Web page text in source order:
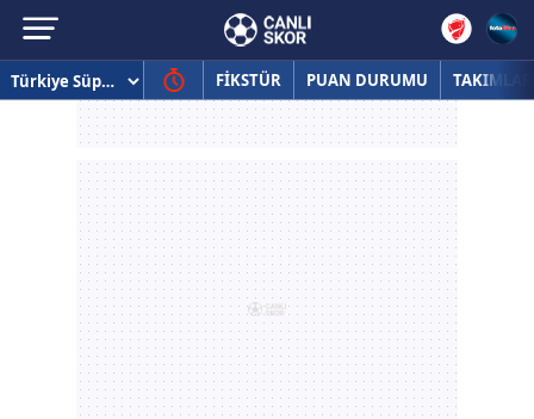
FİKSTÜR PUAN DURUMU TAKIMLAR